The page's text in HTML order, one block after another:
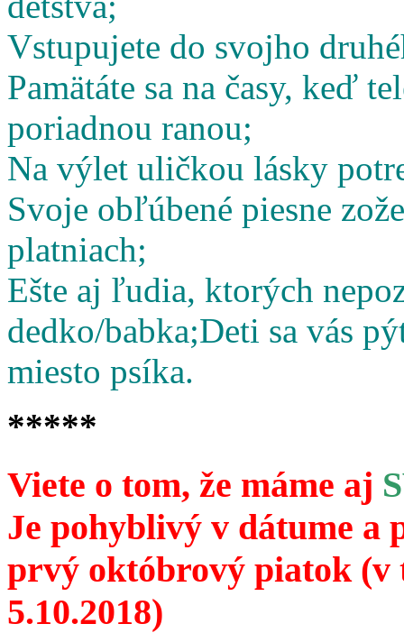
Vstupujete do svojho
Pamätáte sa na časy, keď
poriadnou ranou;
Na výlet uličkou lásky
Svoje obľúbené piesne
platniach;
Ešte aj ľudia, ktorých
dedko/babka;Deti sa vás
miesto psíka.
*****
Viete o tom, že máme aj
Je pohyblivý v dátume a
prvý októbrový piatok
5.10.2018)